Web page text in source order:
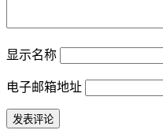
显示名称
电子邮箱地址